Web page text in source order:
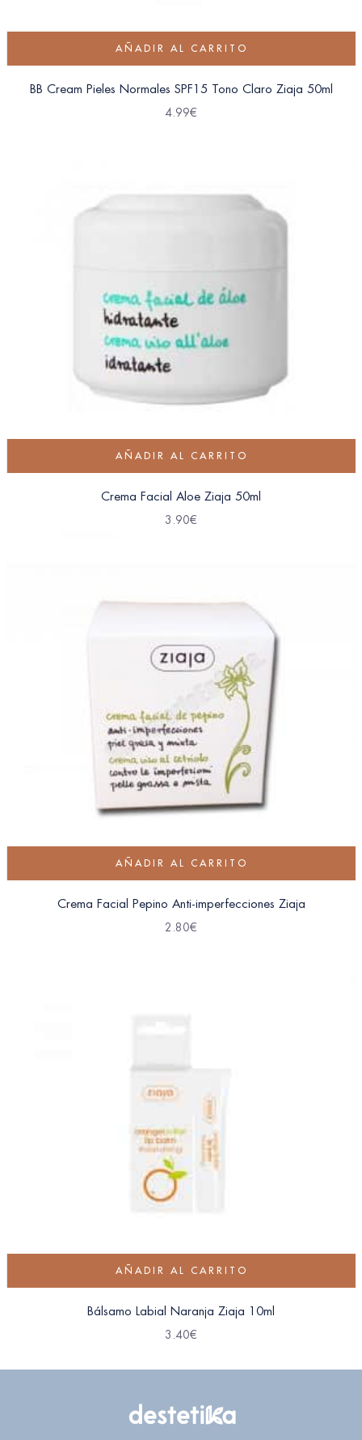
AÑADIR AL CARRITO
BB Cream Pieles Normales SPF15 Tono Claro Ziaja 50ml
4.99€
AÑADIR AL CARRITO
Crema Facial Aloe Ziaja 50ml
3.90€
AÑADIR AL CARRITO
Crema Facial Pepino Anti-imperfecciones Ziaja
2.80€
AÑADIR AL CARRITO
Bálsamo Labial Naranja Ziaja 10ml
3.40€